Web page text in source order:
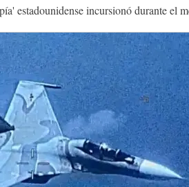
estadounidense incursionó durante el